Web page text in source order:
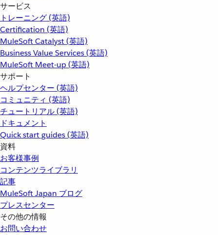
サービス
トレーニング (英語)
Certification (英語)
MuleSoft Catalyst (英語)
Business Value Services (英語)
MuleSoft Meet-up (英語)
サポート
ヘルプセンター (英語)
コミュニティ (英語)
チュートリアル (英語)
ドキュメント
Quick start guides (英語)
資料
お客様事例
コンテンツライブラリ
記事
MuleSoft Japan ブログ
プレスセンター
その他の情報
お問い合わせ